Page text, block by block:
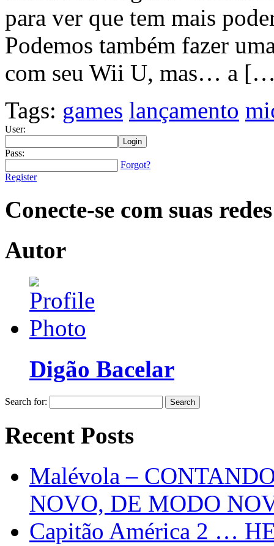
para ver que tem mais
Podemos também fazer
com seu Wii U, mas… a
Tags: games lançamento
User:
Pass:
Forgot?
Register
Conecte-se com suas redes
Autor
Digão Bacelar
Search for:
Recent Posts
Malévola –
NOVO, DE MODO
Capitão América 2 …